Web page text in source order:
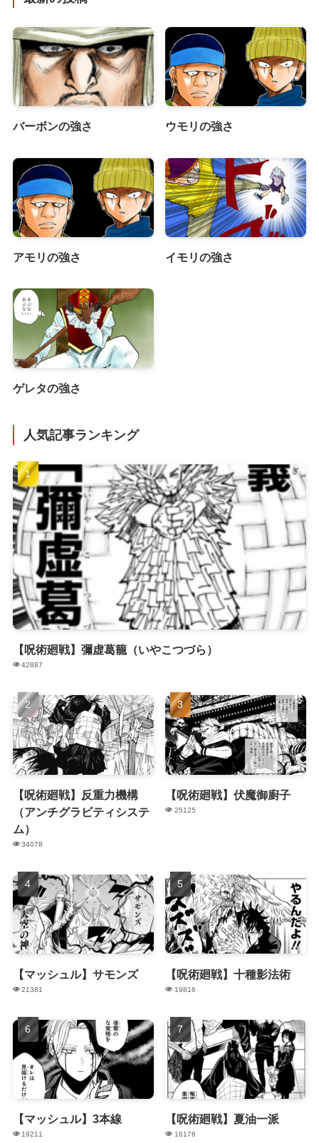
バーボンの強さ ウモリの強さ
アモリの強さ イモリの強さ
ゲレタの強さ
人気記事ランキング
【呪術廻戦】彌虚葛籠（いやこつづら）
42887
【呪術廻戦】反重力機構
（アンチグラビティシステ
ム）
34078
【呪術廻戦】伏魔御廚子
25125
【マッシュル】サモンズ
21381
【呪術廻戦】十種影法術
19816
【マッシュル】3本線
19211
【呪術廻戦】夏油一派
16176